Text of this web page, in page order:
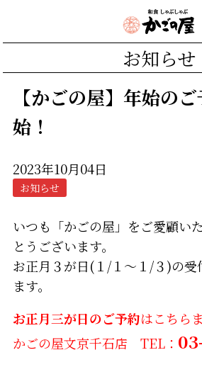
お知らせ
【かごの屋】年始の
始！
2023年10月04日
お知らせ
いつも「かごの屋」をご愛顧い
とうございます。
お正月３が日(１/１～１/３)の受
ます。
お正月三が日のご予約はこちら
かごの屋文京千石店 TEL：